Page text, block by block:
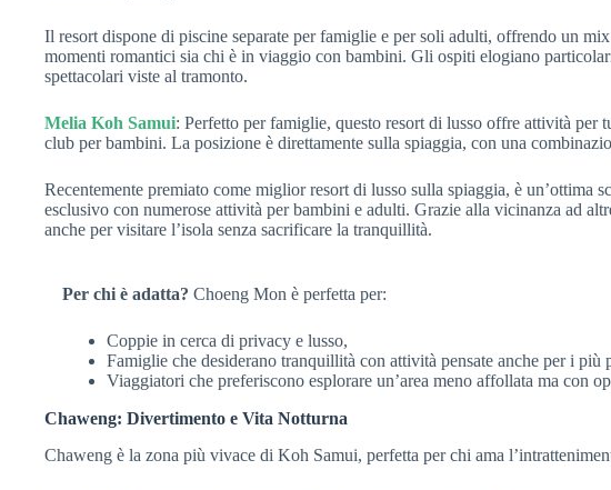
Il resort dispone di piscine separate per famiglie e per soli adulti, offrendo un
momenti romantici sia chi è in viaggio con bambini. Gli ospiti elogiano
spettacolari viste al tramonto.
Melia Koh Samui: Perfetto per famiglie, questo resort di lusso offre attività per
club per bambini. La posizione è direttamente sulla spiaggia, con una
Recentemente premiato come miglior resort di lusso sulla spiaggia, è un’ottima
esclusivo con numerose attività per bambini e adulti. Grazie alla vicinanza ad
anche per visitare l’isola senza sacrificare la tranquillità.
Per chi è adatta? Choeng Mon è perfetta per:
Coppie in cerca di privacy e lusso,
Famiglie che desiderano tranquillità con attività pensate anche per i più
Viaggiatori che preferiscono esplorare un’area meno affollata ma con
Chaweng: Divertimento e Vita Notturna
Chaweng è la zona più vivace di Koh Samui, perfetta per chi ama